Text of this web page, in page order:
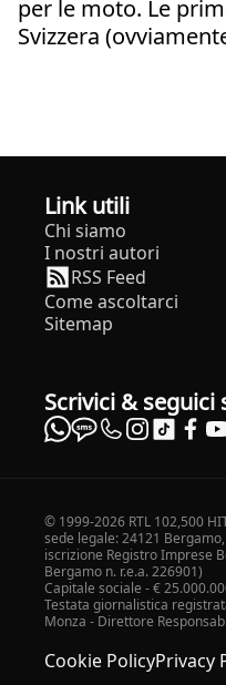
per le moto. Le
Svizzera
Link utili
Chi siamo
I nostri autori
RSS Feed
Come ascoltarci
Sitemap
Scrivici & seguici
© 1999-2026 RTL 102,500
sede legale: 24121
iscrizione Registro Imprese
Bergamo n. r.e.a. 226901)
Capitale sociale - €
Testata giornalistica
Monza - Direttore
Cookie PolicyPrivacy